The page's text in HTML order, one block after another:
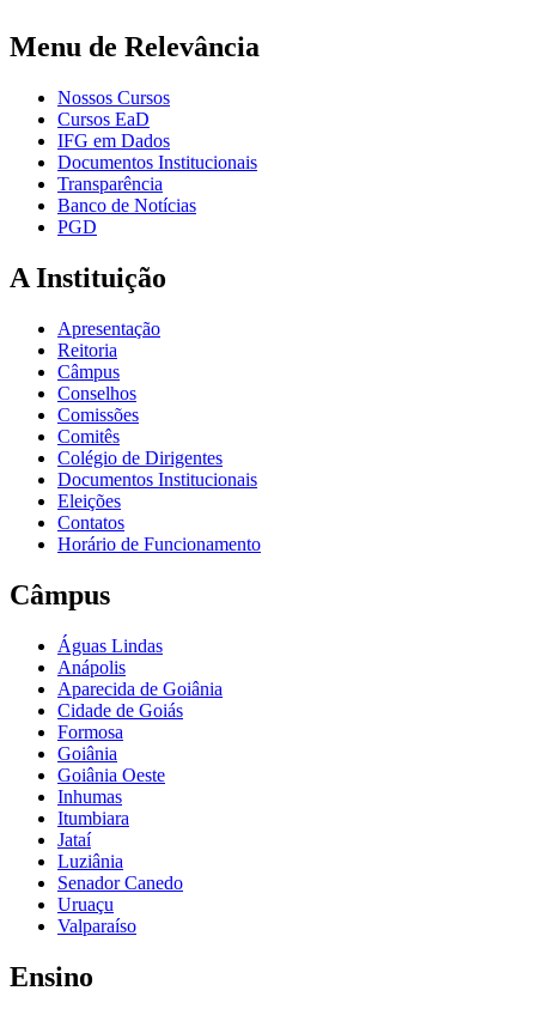
Menu de Relevância
Nossos Cursos
Cursos EaD
IFG em Dados
Documentos Institucionais
Transparência
Banco de Notícias
PGD
A Instituição
Apresentação
Reitoria
Câmpus
Conselhos
Comissões
Comitês
Colégio de Dirigentes
Documentos Institucionais
Eleições
Contatos
Horário de Funcionamento
Câmpus
Águas Lindas
Anápolis
Aparecida de Goiânia
Cidade de Goiás
Formosa
Goiânia
Goiânia Oeste
Inhumas
Itumbiara
Jataí
Luziânia
Senador Canedo
Uruaçu
Valparaíso
Ensino